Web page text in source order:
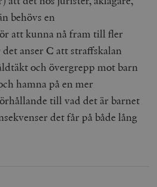
behövs en
att kunna nå fram till fler
anser C att straffskalan
och övergrepp mot barn
hamna på en mer
till vad det är barnet
det får på både lång